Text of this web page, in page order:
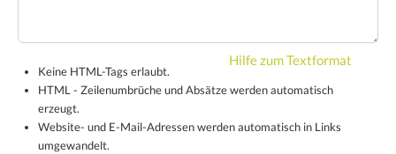
Hilfe zum Textformat
Keine HTML-Tags erlaubt.
HTML - Zeilenumbrüche und Absätze werden automatisch
erzeugt.
Website- und E-Mail-Adressen werden automatisch in Links
umgewandelt.